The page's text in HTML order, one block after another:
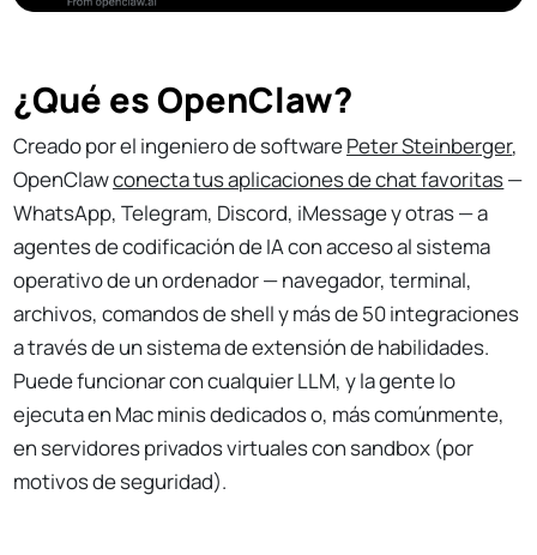
¿Qué es OpenClaw?
Creado por el ingeniero de softwarePeter Steinberger,
OpenClawconecta tus aplicaciones de chat favoritas—
WhatsApp, Telegram, Discord, iMessage y otras — a
agentes de codificación de IA con acceso al sistema
operativo de un ordenador — navegador, terminal,
archivos, comandos de shell y más de 50 integraciones
a través de un sistema de extensión de habilidades.
Puede funcionar con cualquier LLM, y la gente lo
ejecuta en Mac minis dedicados o, más comúnmente,
en servidores privados virtuales con sandbox (por
motivos de seguridad).